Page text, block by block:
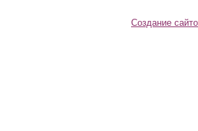
Создание